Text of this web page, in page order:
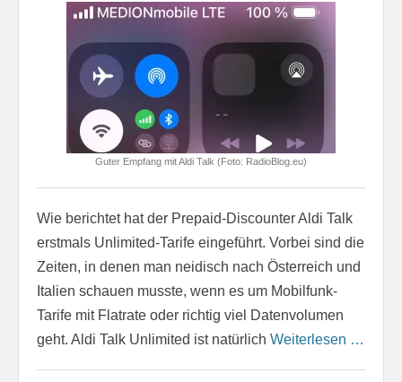
Guter Empfang mit Aldi Talk (Foto: RadioBlog.eu)
Wie berichtet hat der Prepaid-Discounter Aldi Talk
erstmals Unlimited-Tarife eingeführt. Vorbei sind die
Zeiten, in denen man neidisch nach Österreich und
Italien schauen musste, wenn es um Mobilfunk-
Tarife mit Flatrate oder richtig viel Datenvolumen
geht. Aldi Talk Unlimited ist natürlich Weiterlesen …